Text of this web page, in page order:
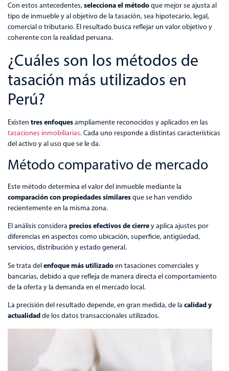
Con estos antecedentes,selecciona el métodoque mejor se ajusta al
tipo de inmueble y al objetivo de la tasación, sea hipotecario, legal,
comercial o tributario. El resultado busca reflejar un valor objetivo y
coherente con la realidad peruana.
¿Cuáles son los métodos de
tasación más utilizados en
Perú?
Existen tres enfoquesampliamente reconocidos y aplicados en las
tasaciones inmobiliarias. Cada uno responde a distintas características
del activo y al uso que se le da.
Método comparativo de mercado
Este método determina el valor del inmueble mediante la
comparación con propiedades similaresque se han vendido
recientemente en la misma zona.
El análisis considera precios efectivos de cierrey aplica ajustes por
diferencias en aspectos como ubicación, superficie, antigüedad,
servicios, distribución y estado general.
Se trata delenfoque más utilizadoen tasaciones comerciales y
bancarias, debido a que refleja de manera directa el comportamiento
de la oferta y la demanda en el mercado local.
La precisión del resultado depende, en gran medida, de la calidad y
actualidadde los datos transaccionales utilizados.